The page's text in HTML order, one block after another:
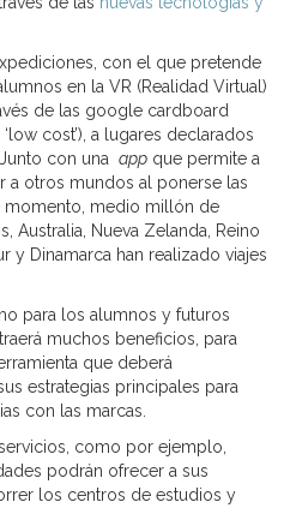
con el que pretende
en la VR (Realidad Virtual)
de las google cardboard
cost’), a lugares declarados
con una app que permite a
a otros mundos al ponerse las
medio millón de
Australia, Nueva Zelanda, Reino
y Dinamarca han realizado viajes
para los alumnos y futuros
muchos beneficios, para
que deberá
estrategias principales para
con las marcas.
como por ejemplo,
podrán ofrecer a sus
los centros de estudios y